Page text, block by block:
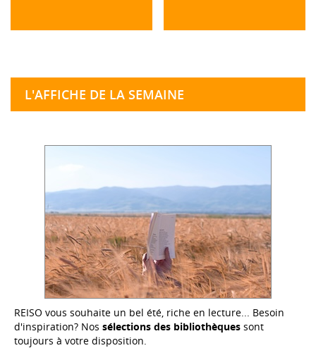
L'AFFICHE DE LA SEMAINE
REISO vous souhaite un bel été, riche en lecture... Besoin
d'inspiration? Nos sélections des bibliothèques sont
toujours à votre disposition.